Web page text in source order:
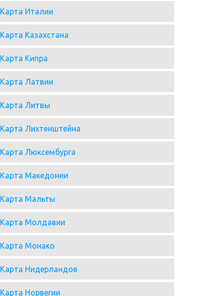
Карта Италии
Карта Казахстана
Карта Кипра
Карта Латвии
Карта Литвы
Карта Лихтенштейна
Карта Люксембурга
Карта Македонии
Карта Мальты
Карта Молдавии
Карта Монако
Карта Нидерландов
Карта Норвегии